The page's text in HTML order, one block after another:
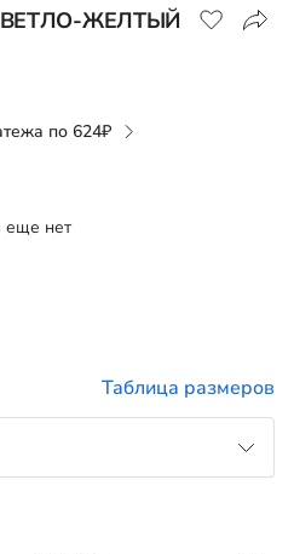
ЖЕЛТЫЙ
по 624
еще нет
Таблица размеров